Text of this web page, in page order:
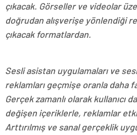
çıkacak. Görseller ve videolar
doğrudan alışverişe yönlendiği
çıkacak formatlardan.
Sesli asistan uygulamaları ve
reklamları geçmişe oranla daha
Gerçek zamanlı olarak kullanıcı
değişen içeriklerle, reklamlar
Arttırılmış ve sanal gerçeklik